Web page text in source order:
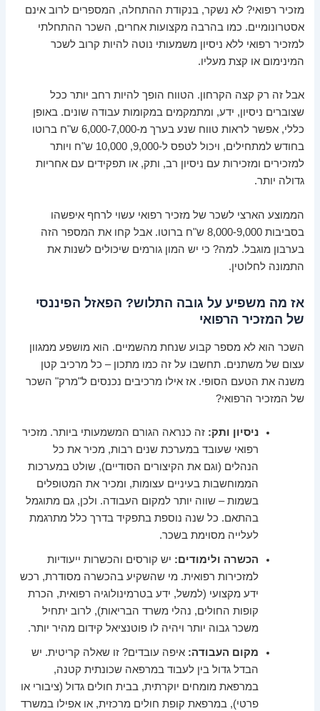
מזכיר רפואי? לא נשקר, בנקודת ההתחלה, המספרים לרוב אינם
אסטרונומיים. כמו בהרבה מקצועות אחרים, השכר ההתחלתי
למזכיר רפואי ללא ניסיון משמעותי נוטה להיות קרוב לשכר
המינימום או קצת מעליו.
אבל זה רק קצה הקרחון. הטווח הופך להיות רחב יותר ככל
שצוברים ניסיון, ידע, ומתמקמים במקומות עבודה שונים. באופן
כללי, אפשר לראות טווח שנע בערך מ-6,000-7,000 ש"ח ברוטו
בחודש למתחילים, ויכול לטפס ל-9,000, 10,000 ש"ח ויותר
למזכירים ומזכירות עם ניסיון רב, ותק, או תפקידים עם אחריות
גדולה יותר.
הממוצע הארצי לשכר של מזכיר רפואי עשוי לרחף איפשהו
בסביבות 8,000-9,000 ש"ח ברוטו. אבל קחו את המספר הזה
בערבון מוגבל. למה? כי יש המון גורמים שיכולים לשנות את
התמונה לחלוטין.
אז מה משפיע על גובה התלוש? הפאזל הפיננסי
של המזכיר הרפואי
השכר הוא לא מספר קבוע שנחת מהשמיים. הוא מושפע ממגוון
עצום של משתנים. תחשבו על זה כמו מתכון – כל מרכיב קטן
משנה את הטעם הסופי. אז אילו מרכיבים נכנסים ל"מרק" השכר
של המזכיר הרפואי?
ניסיון ותק: זה כנראה הגורם המשמעותי ביותר. מזכיר
רפואי שעובד במערכת שנים רבות, מכיר את כל
הנהלים (וגם את הקיצורים הסודיים), שולט במערכות
הממוחשבות בעיניים עצומות, ומכיר את המטופלים
בשמות – שווה יותר למקום העבודה. ולכן, גם מתוגמל
בהתאם. כל שנה נוספת בתפקיד בדרך כלל מתרגמת
לעלייה מסוימת בשכר.
הכשרה ולימודים: יש קורסים והכשרות ייעודיות
למזכירות רפואית. מי שהשקיע בהכשרה מסודרת, רכש
ידע מקצועי (למשל, ידע בטרמינולוגיה רפואית, הכרת
קופות החולים, נהלי משרד הבריאות), לרוב יתחיל
משכר גבוה יותר ויהיה לו פוטנציאל קידום מהיר יותר.
מקום העבודה: איפה עובדים? זו שאלה קריטית. יש
הבדל גדול בין לעבוד במרפאה שכונתית קטנה,
במרפאת מומחים יוקרתית, בבית חולים גדול (ציבורי או
פרטי), במרפאת קופת חולים מרכזית, או אפילו במשרד